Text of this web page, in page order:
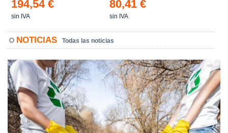
194,54 €
sin IVA
80,41 €
sin IVA
NOTICIAS Todas las noticias